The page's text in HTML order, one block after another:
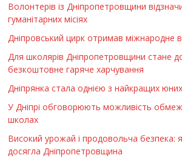
Волонтерів із Дніпропетровщини
гуманітарних місіях
Дніпровський цирк отримав міжнародне
Для школярів Дніпропетровщини стане
безкоштовне гаряче харчування
Дніпрянка стала однією з найкращих юних
У Дніпрі обговорюють можливість
школах
Високий урожай і продовольча безпека:
досягла Дніпропетровщина